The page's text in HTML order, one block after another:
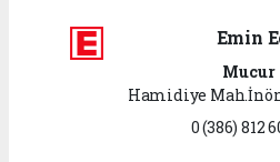
Emin
Mucur
Hamidiye
0 (386) 812